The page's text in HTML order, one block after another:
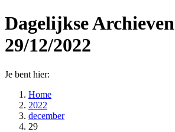
Dagelijkse Archieven
29/12/2022
Je bent hier:
Home
2022
december
29